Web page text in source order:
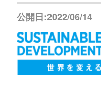
公開日:2022/06/14